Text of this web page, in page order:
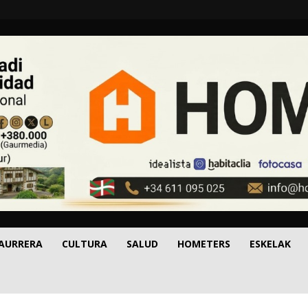
CULTURA SALUD HOMETERS ESKELAK